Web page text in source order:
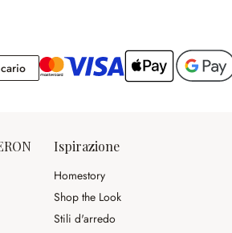
Bonifico bancario
Ispirazione
Homestory
Shop the Look
Stili d'arredo